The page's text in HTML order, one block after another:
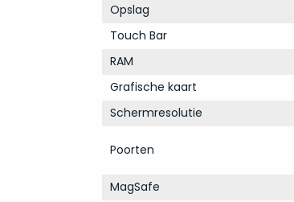
Opslag
Touch Bar
RAM
Grafische kaart
Schermresolutie
Poorten
MagSafe